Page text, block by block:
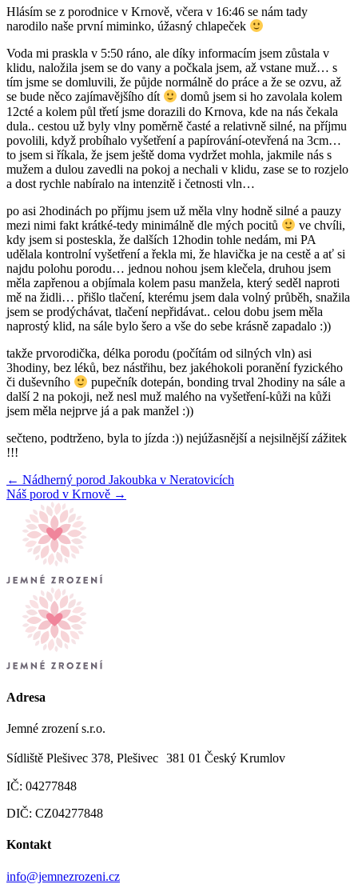
​Hlásím se z porodnice v Krnově, včera v 16:46 se nám tady
narodilo naše první miminko, úžasný chlapeček
Voda mi praskla v 5:50 ráno, ale díky informacím jsem zůstala v
klidu, naložila jsem se do vany a počkala jsem, až vstane muž… s
tím jsme se domluvili, že půjde normálně do práce a že se ozvu, až
se bude něco zajímavějšího dít
domů jsem si ho zavolala kolem
12cté a kolem půl třetí jsme dorazili do Krnova, kde na nás čekala
dula.. cestou už byly vlny poměrně časté a relativně silné, na příjmu
povolili, když probíhalo vyšetření a papírování-otevřená na 3cm…
to jsem si říkala, že jsem ještě doma vydržet mohla, jakmile nás s
mužem a dulou zavedli na pokoj a nechali v klidu, zase se to rozjelo
a dost rychle nabíralo na intenzitě i četnosti vln…
po asi 2hodinách po příjmu jsem už měla vlny hodně silné a pauzy
mezi nimi fakt krátké-tedy minimálně dle mých pocitů
ve chvíli,
kdy jsem si posteskla, že dalších 12hodin tohle nedám, mi PA
udělala kontrolní vyšetření a řekla mi, že hlavička je na cestě a ať si
najdu polohu porodu… jednou nohou jsem klečela, druhou jsem
měla zapřenou a objímala kolem pasu manžela, který seděl naproti
mě na židli… přišlo tlačení, kterému jsem dala volný průběh, snažila
jsem se prodýchávat, tlačení nepřidávat.. celou dobu jsem měla
naprostý klid, na sále bylo šero a vše do sebe krásně zapadalo :))
takže prvorodička, délka porodu (počítám od silných vln) asi
3hodiny, bez léků, bez nástřihu, bez jakéhokoli poranění fyzického
či duševního
pupečník dotepán, bonding trval 2hodiny na sále a
další 2 na pokoji, než nesl muž malého na vyšetření-kůži na kůži
jsem měla nejprve já a pak manžel :))
sečteno, podtrženo, byla to jízda :)) nejúžasnější a nejsilnější zážitek
!!!
← Nádherný porod Jakoubka v Neratovicích
Náš porod v Krnově →
Adresa
Jemné zrození s.r.o.
Sídliště Plešivec 378, Plešivec 381 01 Český Krumlov
IČ: 04277848
DIČ: CZ04277848
Kontakt
info@jemnezrozeni.cz